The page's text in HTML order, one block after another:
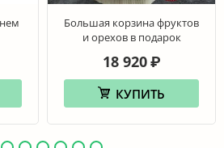
Большая корзина фруктов
и орехов в подарок
18 920 ₽
КУПИТЬ